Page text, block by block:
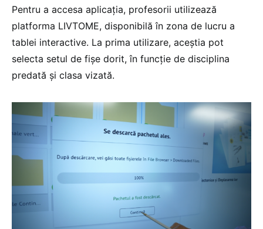
Pentru a accesa aplicația, profesorii utilizează
platforma LIVTOME, disponibilă în zona de lucru a
tablei interactive. La prima utilizare, aceștia pot
selecta setul de fișe dorit, în funcție de disciplina
predată și clasa vizată.